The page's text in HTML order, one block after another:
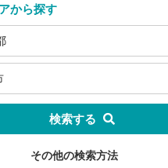
から探す
検索する
その他の検索方法